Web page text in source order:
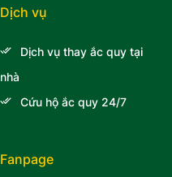
Dịch vụ
Dịch vụ thay ắc quy tại
nhà
Cứu hộ ắc quy 24/7
Fanpage